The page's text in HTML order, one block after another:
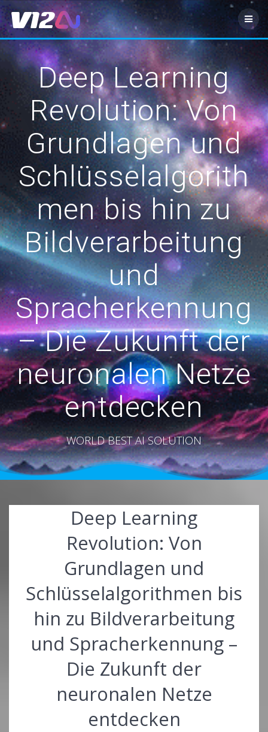
Zum
Inhalt
springen
Deep Learning
Revolution: Von
Grundlagen und
Schlüsselalgorith
men bis hin zu
Bildverarbeitung
und
Spracherkennung
– Die Zukunft der
neuronalen Netze
entdecken
WORLD BEST AI SOLUTION
Deep Learning
Revolution: Von
Grundlagen und
Schlüsselalgorithmen bis
hin zu Bildverarbeitung
und Spracherkennung –
Die Zukunft der
neuronalen Netze
entdecken